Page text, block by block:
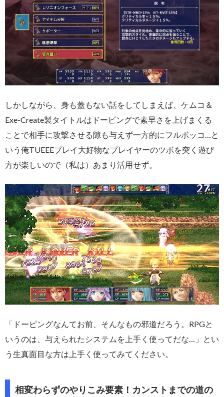
しかしながら、身も蓋もない話をしてしまえば、ケムコ＆
Exe-Create製タイトルはドーピングで素早さを上げまくる
ことで相手に攻撃させる隙も与えず一方的にフルボッコ…と
いう俺TUEEEプレイ大好物なプレイヤーのツボを突く遊び
方が楽しいので（私は）あまり活用せず。
「ドーピングなんてお前、そんなもの邪道だろう。RPGと
いうのは、与えられたシステムを上手く使ってだな…」とい
う生真面目な方は上手く使ってみてください。
相変わらずのやりこみ要素！カンストまでの道の